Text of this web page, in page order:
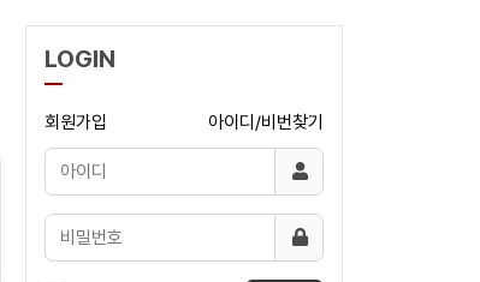
LOGIN
회원가입 아이디/비번찾기